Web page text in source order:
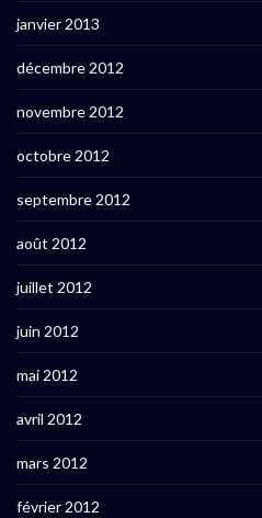
janvier 2013
décembre 2012
novembre 2012
octobre 2012
septembre 2012
août 2012
juillet 2012
juin 2012
mai 2012
avril 2012
mars 2012
février 2012